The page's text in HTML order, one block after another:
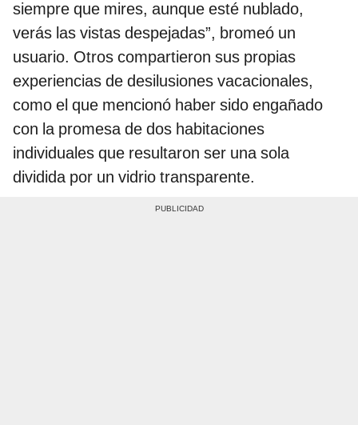
siempre que mires, aunque esté nublado,
verás las vistas despejadas”, bromeó un
usuario. Otros compartieron sus propias
experiencias de desilusiones vacacionales,
como el que mencionó haber sido engañado
con la promesa de dos habitaciones
individuales que resultaron ser una sola
dividida por un vidrio transparente.